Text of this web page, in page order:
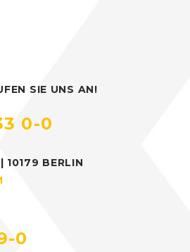
SIE UNS AN!
0-0
BERLIN
0